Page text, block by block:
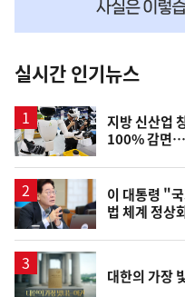
뉴
스
실시간 인기뉴스
지방 신산업
100% 감면…
이 대통령 "
법 체계 정상
영
상
대한의 가장